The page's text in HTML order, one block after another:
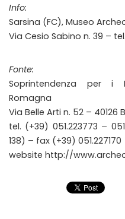
Info:
Sarsina (FC), Museo
Via Cesio Sabino n. 39 –
Fonte:
Soprintendenza per i
Romagna
Via Belle Arti n. 52 – 40126
tel. (+39) 051.223773 –
138) – fax (+39) 051.227170
website http://